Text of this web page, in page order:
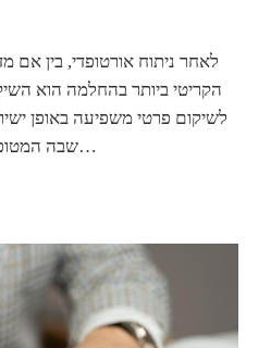
לאחר ניתוח אורטופדי, בין אם
הקריטי ביותר בהחלמה הוא
לשיקום פרטי משפיעה באופן
שבה המטופל חוזר לתפקוד מלא, והיכולת…